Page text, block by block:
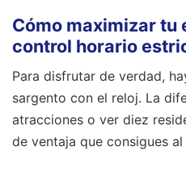
Cómo maximizar tu
control horario
Para disfrutar de verdad,
sargento con el reloj. La
atracciones o ver diez
de ventaja que consigues al